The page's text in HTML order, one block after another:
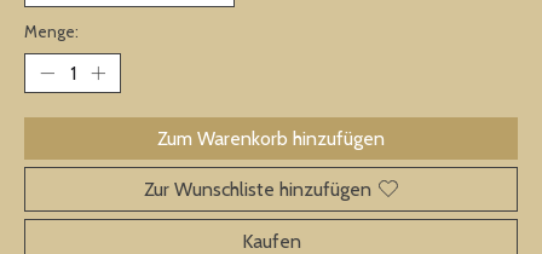
Menge:
Zum Warenkorb hinzufügen
Zur Wunschliste hinzufügen
Kaufen